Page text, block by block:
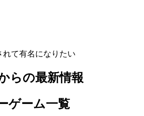
て有名になりたい
らの最新情報
ゲーム一覧